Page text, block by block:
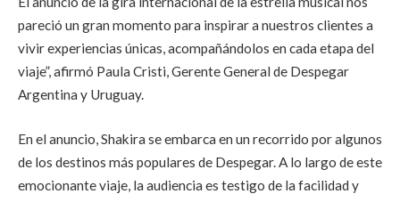
pareció un gran momento para inspirar a nuestros clientes a
vivir experiencias únicas, acompañándolos en cada etapa del
viaje”, afirmó Paula Cristi, Gerente General de Despegar
Argentina y Uruguay.
En el anuncio, Shakira se embarca en un recorrido por algunos
de los destinos más populares de Despegar. A lo largo de este
emocionante viaje, la audiencia es testigo de la facilidad y